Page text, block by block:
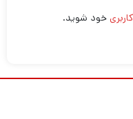
خود شوید.